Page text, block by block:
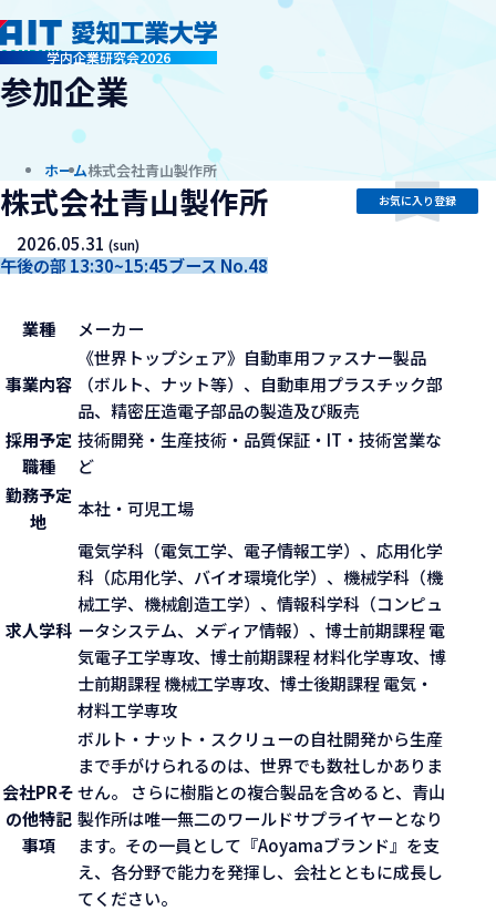
学内企業研究会2026
company
参加企業
ホーム株式会社青山製作所
株式会社青山製作所
2026.05.31(sun)
午後の部 13:30~15:45ブース No.48
お気に入り登録
業種 メーカー
事業内容
《世界トップシェア》自動車用ファスナー製品
（ボルト、ナット等）、自動車用プラスチック部
品、精密圧造電子部品の製造及び販売
採用予定
職種
技術開発・生産技術・品質保証・IT・技術営業な
ど
勤務予定
地
本社・可児工場
求人学科
電気学科（電気工学、電子情報工学）、応用化学
科（応用化学、バイオ環境化学）、機械学科（機
械工学、機械創造工学）、情報科学科（コンピュ
ータシステム、メディア情報）、博士前期課程 電
気電子工学専攻、博士前期課程 材料化学専攻、博
士前期課程 機械工学専攻、博士後期課程 電気・
材料工学専攻
会社PRそ
の他特記
事項
ボルト・ナット・スクリューの自社開発から生産
まで手がけられるのは、世界でも数社しかありま
せん。 さらに樹脂との複合製品を含めると、青山
製作所は唯一無二のワールドサプライヤーとなり
ます。その一員として『Aoyamaブランド』を支
え、各分野で能力を発揮し、会社とともに成長し
てください。